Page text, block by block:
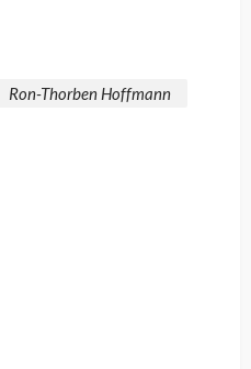
Ron-Thorben Hoffmann